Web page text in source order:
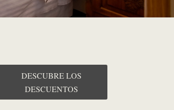
DESCUBRE LOS
DESCUENTOS